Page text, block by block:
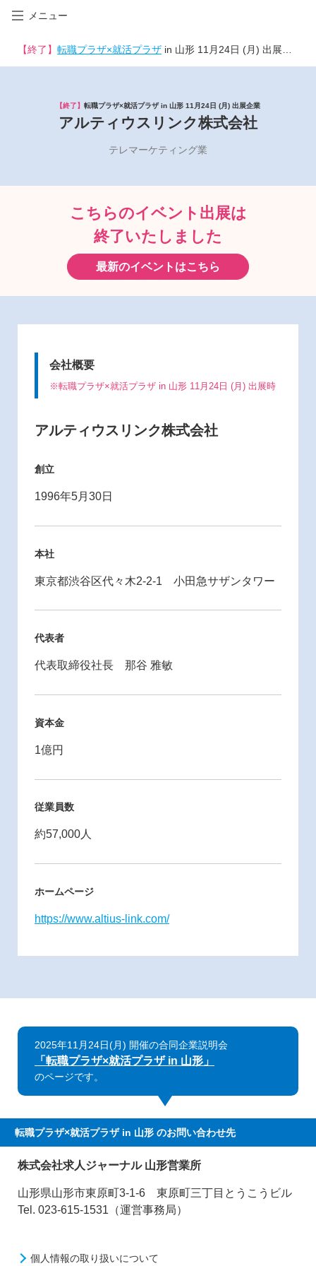
メニュー
【終了】 転職プラザ×就活プラザ in 山形 11月24日 (月) 出展企業
【終了】 転職プラザ×就活プラザ in 山形 11月24日 (月) 出展企業
アルティウスリンク株式会社
テレマーケティング業
こちらのイベント出展は
終了いたしました
最新のイベントはこちら
会社概要
※転職プラザ×就活プラザ in 山形 11月24日 (月) 出展時
アルティウスリンク株式会社
創立
1996年5月30日
本社
東京都渋谷区代々木2-2-1 小田急サザンタワー
代表者
代表取締役社長 那谷 雅敏
資本金
1億円
従業員数
約57,000人
ホームページ
https://www.altius-link.com/
2025年11月24日(月) 開催の合同企業説明会
「転職プラザ×就活プラザ in 山形」
のページです。
転職プラザ×就活プラザ in 山形 のお問い合わせ先
株式会社求人ジャーナル 山形営業所
山形県山形市東原町3-1-6 東原町三丁目とうこうビル
Tel. 023-615-1531（運営事務局）
個人情報の取り扱いについて